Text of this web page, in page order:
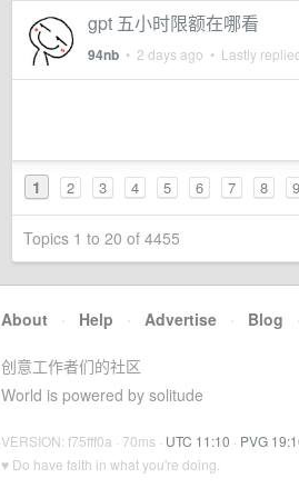
gpt 五小时限额在哪看
94nb • 2 days ago • Lastly
1 2 3 4 5 6 7 8 9
Topics 1 to 20 of 4455
About · Help · Advertise · Blog ·
创意工作者们的社区
World is powered by solitude
VERSION: f75fff0a · 70ms · UTC 11:10 · PVG
♥ Do have faith in what you're doing.